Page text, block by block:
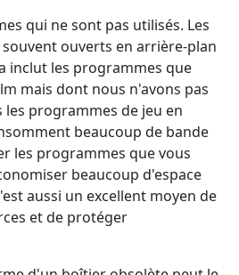
qui ne sont pas utilisés. Les
ouverts en arrière-plan
inclut les programmes que
mais dont nous n'avons pas
les programmes de jeu en
beaucoup de bande
les programmes que vous
beaucoup d'espace
aussi un excellent moyen de
et de protéger